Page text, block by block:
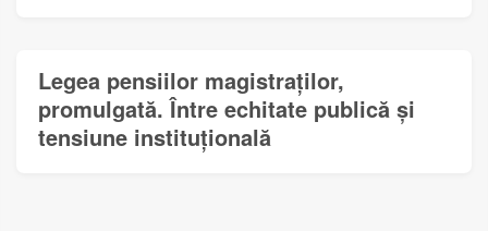
Legea pensiilor magistraților,
promulgată. Între echitate publică și
tensiune instituțională